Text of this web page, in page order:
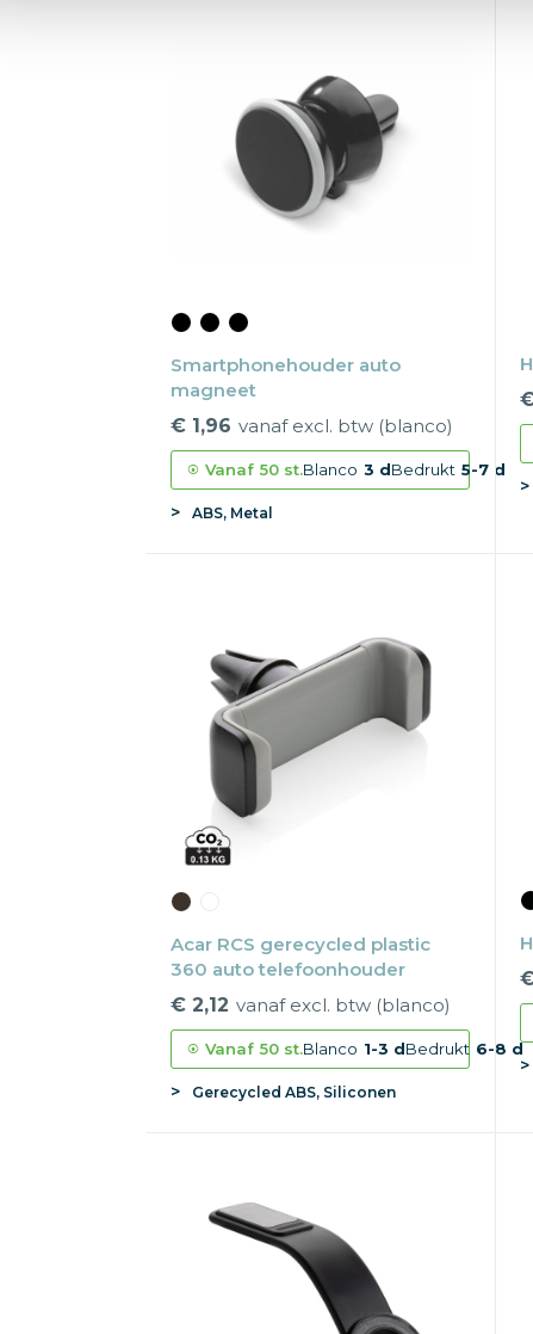
Smartphonehouder auto
magneet
€ 1,96 vanaf excl. btw (blanco)
Vanaf 50 st.Blanco 3 dBedrukt 5-7 d
ABS, Metal
Acar RCS gerecycled plastic
360 auto telefoonhouder
€ 2,12 vanaf excl. btw (blanco)
Vanaf 50 st.Blanco 1-3 dBedrukt 6-8 d
Gerecycled ABS, Siliconen